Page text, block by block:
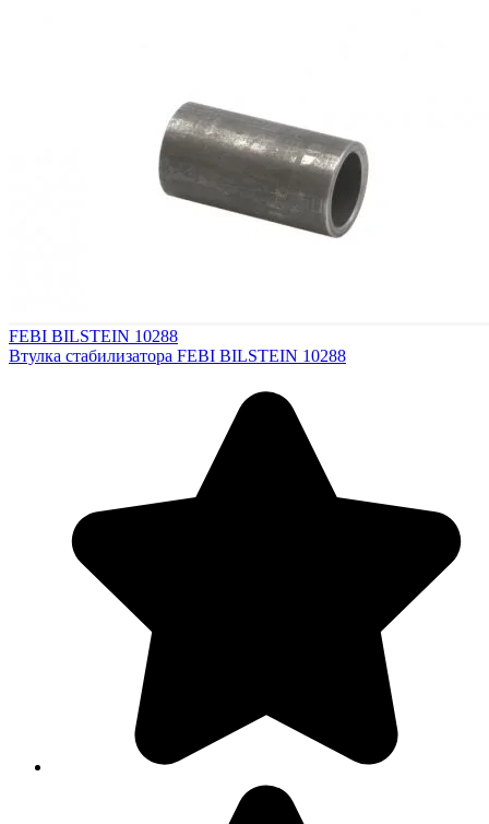
FEBI BILSTEIN 10288
Втулка стабилизатора FEBI BILSTEIN 10288